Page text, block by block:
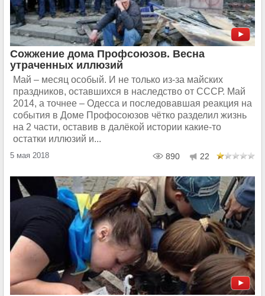
Сожжение дома Профсоюзов. Весна
утраченных иллюзий
Май – месяц особый. И не только из-за майских
праздников, оставшихся в наследство от СССР. Май
2014, а точнее – Одесса и последовавшая реакция на
события в Доме Профосоюзов чётко разделил жизнь
на 2 части, оставив в далёкой истории какие-то
остатки иллюзий и...
5 мая 2018 890 22